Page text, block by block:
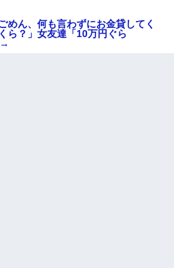
めん、何も言わずにお金貸してく
？」女友達「10万円ぐら